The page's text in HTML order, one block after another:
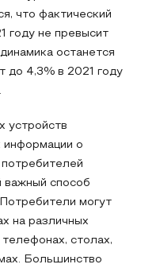
что фактический
году не превысит
останется
до 4,3% в 2021 году
устройств
информации о
важный способ
могут
на различных
столах,
Большинство